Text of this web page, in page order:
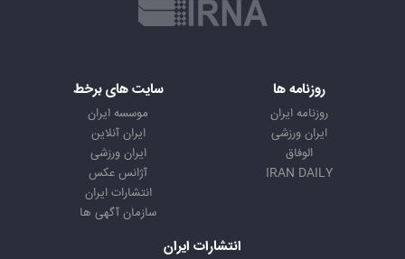
روزنامه ها
روزنامه ایران
ایران ورزشی
الوفاق
IRAN DAILY
سایت های برخط
موسسه ایران
ایران آنلاین
ایران ورزشی
آژانس عکس
انتشارات ایران
سازمان آگهی ها
انتشارات ایران